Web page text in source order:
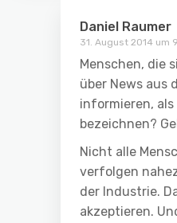
Daniel Raumer
31. August 2014 um
Menschen, die
über News aus
informieren, als
bezeichnen?
Nicht alle
verfolgen
der Industrie.
akzeptieren.